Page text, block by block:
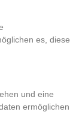
es, diese
und eine
ermöglichen